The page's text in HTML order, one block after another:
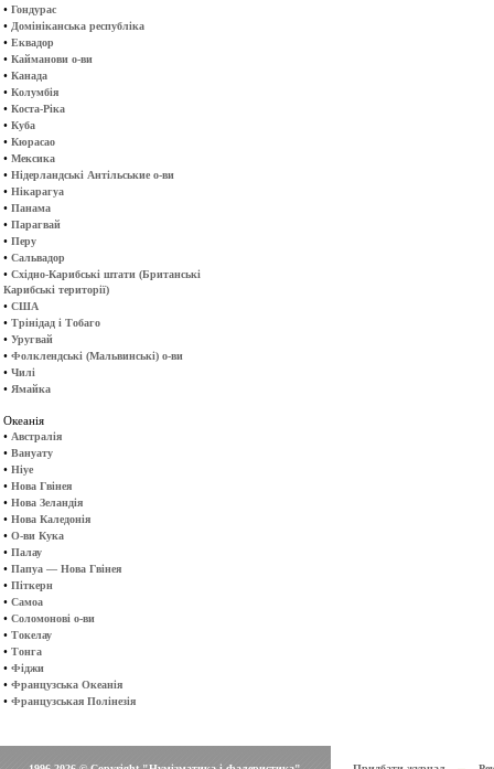
• Гондурас
• Домініканська республіка
• Еквадор
• Кайманови о-ви
• Канада
• Колумбія
• Коста-Ріка
• Куба
• Кюрасао
• Мексика
• Нідерландські Антільськие о-ви
• Нікарагуа
• Панама
• Парагвай
• Перу
• Сальвадор
• Східно-Карибські штати (Британські
Карибські території)
• США
• Трінідад і Тобаго
• Уругвай
• Фолклендські (Мальвинські) о-ви
• Чилі
• Ямайка
Океанія
• Австралія
• Вануату
• Ніуе
• Нова Гвінея
• Нова Зеландія
• Нова Каледонія
• О-ви Кука
• Палау
• Папуа — Нова Гвінея
• Піткерн
• Самоа
• Соломонові о-ви
• Токелау
• Тонга
• Фіджи
• Французська Океанія
• Французськая Полінезія